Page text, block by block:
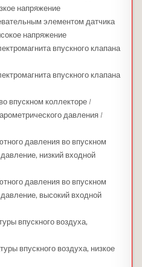
напряжение
элементом датчика
напряжение
впускного клапана
впускного клапана
впускном коллекторе /
давления /
давления во впускном
низкий входной
давления во впускном
высокий входной
впускного воздуха,
впускного воздуха, низкое